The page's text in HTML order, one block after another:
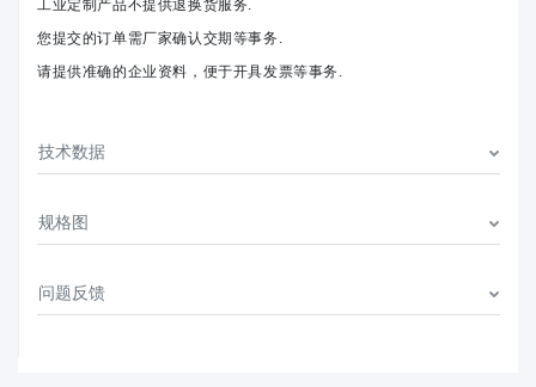
工业定制产品不提供退换货服务.
您提交的订单需厂家确认交期等事务.
请提供准确的企业资料，便于开具发票等事务.
技术数据
规格图
问题反馈